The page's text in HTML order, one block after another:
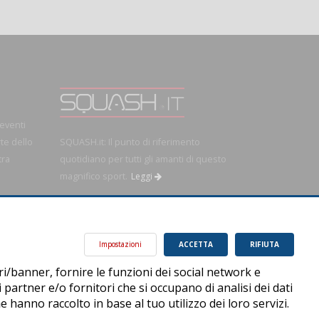
dello
SQUASH.it: Il punto di riferimento
quotidiano per tutti gli amanti di questo
magnifico sport.
Leggi
RIFIUTA
ACCETTA
Impostazioni
banner, fornire le funzioni dei social network e
e/o fornitori che si occupano di analisi dei dati
raccolto in base al tuo utilizzo dei loro servizi.